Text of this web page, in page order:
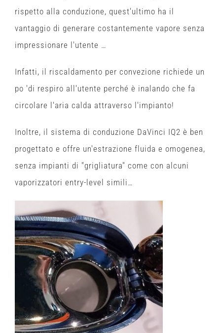
rispetto alla conduzione, quest'ultimo ha il
vantaggio di generare costantemente vapore senza
impressionare l'utente …
Infatti, il riscaldamento per convezione richiede un
po 'di respiro all'utente perché è inalando che fa
circolare l'aria calda attraverso l'impianto!
Inoltre, il sistema di conduzione DaVinci IQ2 è ben
progettato e offre un'estrazione fluida e omogenea,
senza impianti di "grigliatura" come con alcuni
vaporizzatori entry-level simili…